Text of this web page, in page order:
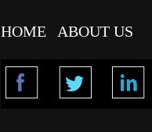
HOME ABOUT US